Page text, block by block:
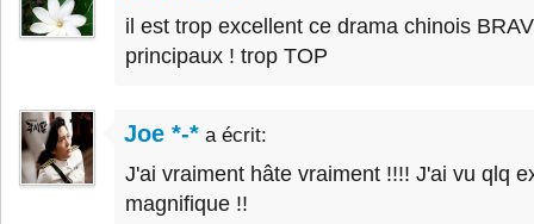
il est trop excellent ce drama chinois
principaux ! trop TOP
Joe *-* a écrit:
J'ai vraiment hâte vraiment !!!! J'ai vu qlq
magnifique !!